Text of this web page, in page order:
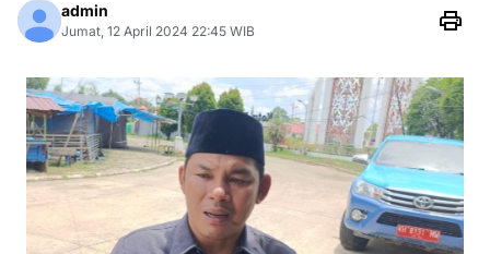
admin
Jumat, 12 April 2024 22:45 WIB